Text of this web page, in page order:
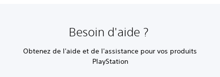
Besoin d'aide ?
Obtenez de l'aide et de l'assistance pour vos produits
PlayStation